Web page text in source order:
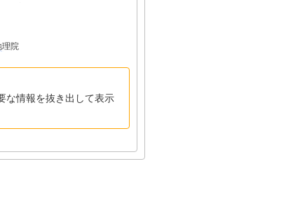
院
な情報を抜き出して表示